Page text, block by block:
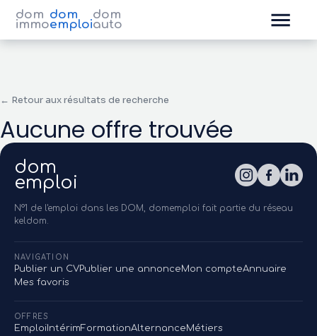
dom
immo
dom
emploi
dom
auto
← Retour aux résultats de recherche
Aucune offre trouvée
dom
emploi
N°1 de l'emploi dans les DOM, domemploi fait partie du réseau
keldom.
NAVIGATION
Publier un CVPublier une annonceMon compteAnnuaire
Mes favoris
OFFRES
EmploiIntérimFormationAlternanceMétiers